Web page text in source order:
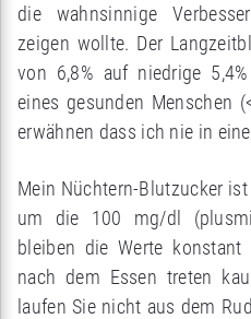
die wahnsinnige
zeigen wollte. Der
von 6,8% auf niedrige
eines gesunden Menschen
erwähnen dass ich nie in
Mein Nüchtern-Blutzucker
um die 100 mg/dl
bleiben die Werte
nach dem Essen treten
laufen Sie nicht aus dem